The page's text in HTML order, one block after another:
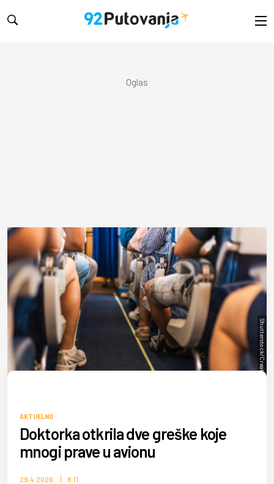
Shutterstock/Creative_Bird
AKTUELNO
Doktorka otkrila dve greške koje
mnogi prave u avionu
29.4.2026. 8:11